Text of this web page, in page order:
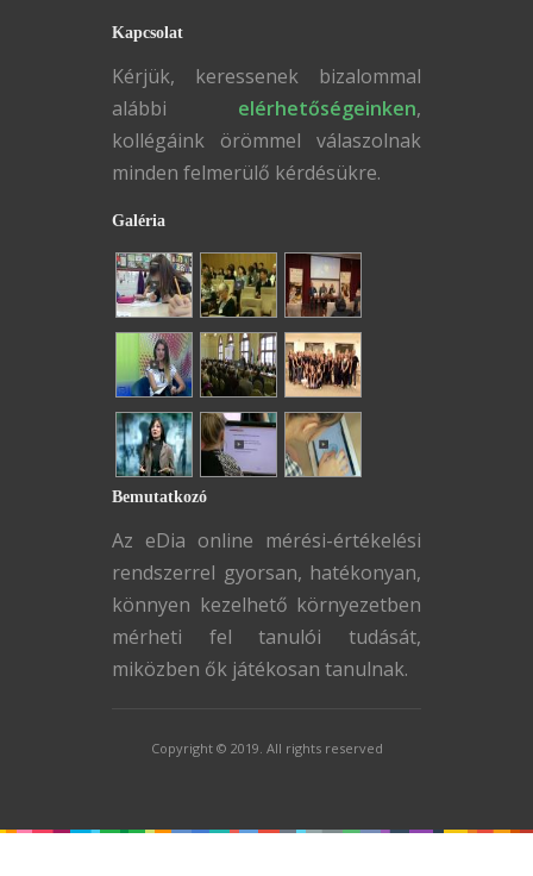
Kapcsolat
Kérjük, keressenek bizalommal
alábbi elérhetőségeinken,
kollégáink örömmel válaszolnak
minden felmerülő kérdésükre.
Galéria
Bemutatkozó
Az eDia online mérési-értékelési
rendszerrel gyorsan, hatékonyan,
könnyen kezelhető környezetben
mérheti fel tanulói tudását,
miközben ők játékosan tanulnak.
Copyright © 2019. All rights reserved